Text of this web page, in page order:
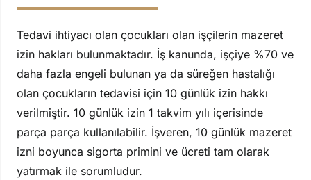
Tedavi ihtiyacı olan çocukları olan işçilerin mazeret
izin hakları bulunmaktadır. İş kanunda, işçiye %70 ve
daha fazla engeli bulunan ya da süreğen hastalığı
olan çocukların tedavisi için 10 günlük izin hakkı
verilmiştir. 10 günlük izin 1 takvim yılı içerisinde
parça parça kullanılabilir. İşveren, 10 günlük mazeret
izni boyunca sigorta primini ve ücreti tam olarak
yatırmak ile sorumludur.